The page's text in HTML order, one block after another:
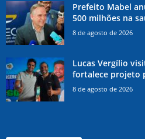
Prefeito Mabel
500 milhões na
8 de agosto de 2026
Lucas Vergílio
fortalece projeto
8 de agosto de 2026